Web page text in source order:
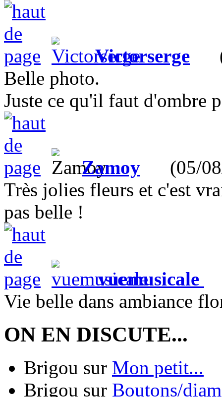
Victorserge
Belle photo.
Juste ce qu'il faut d'ombre
Zamoy (05/
Très jolies fleurs et c'est
pas belle !
vuemusicale
Vie belle dans ambiance
ON EN DISCUTE...
Brigou sur Mon petit...
Brigou sur Boutons/